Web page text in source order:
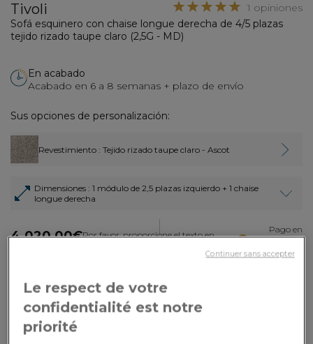
1 opiniones
Tivoli
Sofá esquinero con chaise longue derecha de 4/5 plazas
tejido rizado taupe claro (2,5G - MD)
En acabado
Acabado en 6 a 8 semanas + plazo de envío
Sus opciones de personalización:
Revestimiento : Tejido rizado taupe claro - Ascot
Dimensiones : 1 módulo de 2,5 plazas izquierdo + 1 chaise
longue derecha
4.020,00€Por favor, proporcione el texto en
Pago en
3 veces con
tarjeta
bancaria
AÑADIR A LA CESTA
Le respect de votre
confidentialité est notre
priorité
Continuer sans accepter